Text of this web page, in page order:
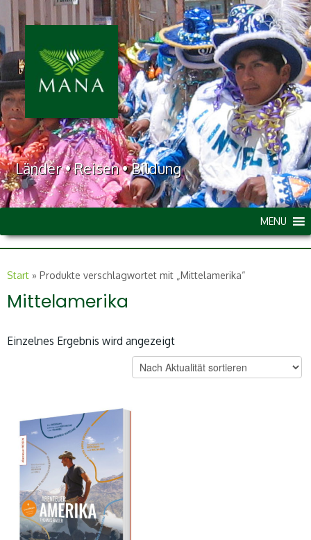
Länder • Reisen • Bildung
MENU
Start » Produkte verschlagwortet mit „Mittelamerika“
Mittelamerika
Einzelnes Ergebnis wird angezeigt